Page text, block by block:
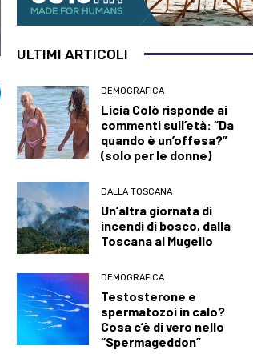
ULTIMI ARTICOLI
DEMOGRAFICA
Licia Colò risponde ai
commenti sull’età: “Da
quando è un’offesa?”
(solo per le donne)
DALLA TOSCANA
Un’altra giornata di
incendi di bosco, dalla
Toscana al Mugello
DEMOGRAFICA
Testosterone e
spermatozoi in calo?
Cosa c’è di vero nello
“Spermageddon”